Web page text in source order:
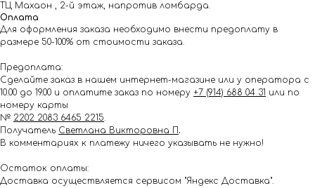
ТЦ Махаон , 2-й этаж, напротив ломбарда.
Оплата
Для оформления заказа необходимо внести предоплату в
размере 50-100% от стоимости заказа.
Предоплата:
Сделайте заказ в нашем интернет-магазине или у оператора с
10.00 до 19.00 и оплатите заказ по номеру +7 (914) 688 04 31 или по
номеру карты
№ 2202 2083 6465 2215.
Получатель Светлана Викторовна П .
В комментариях к платежу ничего указывать не нужно!
Остаток оплаты:
Доставка осуществляется сервисом "Яндекс Доставка".